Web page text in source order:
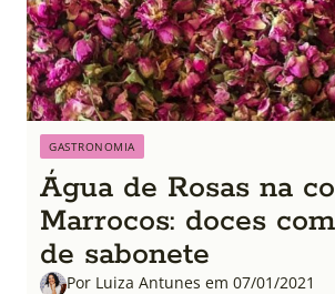
GASTRONOMIA
Água de Rosas na
Marrocos: doces
de sabonete
Por Luiza Antunes em 07/01/2021